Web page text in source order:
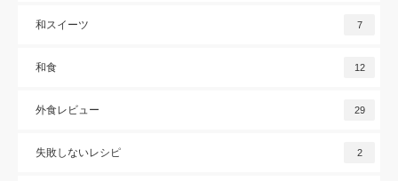
和スイーツ 7
和食 12
外食レビュー 29
失敗しないレシピ 2